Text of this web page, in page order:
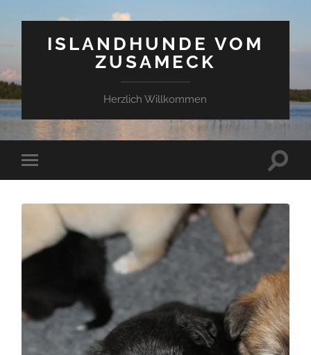
ISLANDHUNDE VOM
ZUSAMECK
Herzlich Willkommen
Mobile-
Menü